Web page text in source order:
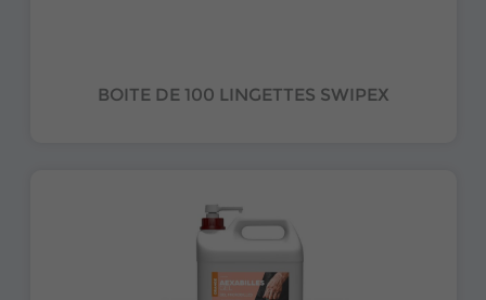
BOITE DE 100 LINGETTES SWIPEX